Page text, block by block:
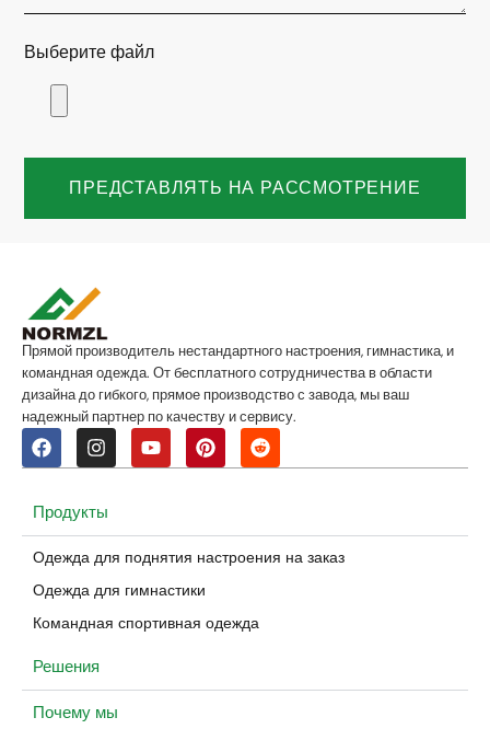
Выберите файл
ПРЕДСТАВЛЯТЬ НА РАССМОТРЕНИЕ
Прямой производитель нестандартного настроения, гимнастика, и
командная одежда. От бесплатного сотрудничества в области
дизайна до гибкого, прямое производство с завода, мы ваш
надежный партнер по качеству и сервису.
Продукты
Одежда для поднятия настроения на заказ
Одежда для гимнастики
Командная спортивная одежда
Решения
Почему мы